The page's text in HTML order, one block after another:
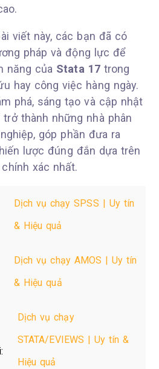
viết này, các bạn đã có
pháp và động lực để
năng của Stata 17trong
hay công việc hàng ngày.
phá, sáng tạo và cập nhật
thành những nhà phân
góp phần đưa ra
lược đúng đắn dựa trên
xác nhất.
Dịch vụ chạy SPSS | Uy tín
& Hiệu quả
Dịch vụ chạy AMOS | Uy tín
& Hiệu quả
Dịch vụ chạy
STATA/EVIEWS | Uy tín &
Hiệu quả